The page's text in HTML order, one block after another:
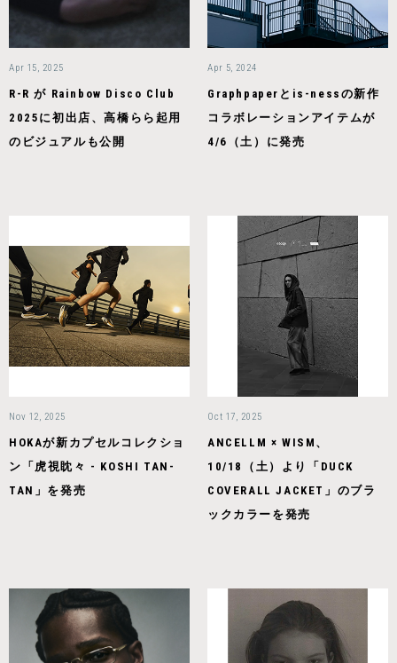
Apr 15, 2025
R-R が Rainbow Disco Club
2025に初出店、高橋らら起用
のビジュアルも公開
Apr 5, 2024
Graphpaperとis-nessの新作
コラボレーションアイテムが
4/6（土）に発売
Nov 12, 2025
HOKAが新カプセルコレクショ
ン「虎視眈々 - KOSHI TAN-
TAN」を発売
Oct 17, 2025
ANCELLM × WISM、
10/18（土）より「DUCK
COVERALL JACKET」のブラ
ックカラーを発売